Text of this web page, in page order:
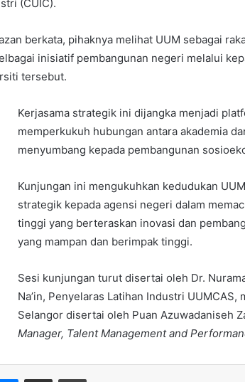
(CUIC).
berkata, pihaknya melihat UUM sebagai
inisiatif pembangunan negeri melalui
tersebut.
Kerjasama strategik ini dijangka menjadi
memperkukuh hubungan antara akademia
menyumbang kepada pembangunan
Kunjungan ini mengukuhkan kedudukan
strategik kepada agensi negeri dalam
tinggi yang berteraskan inovasi dan
yang mampan dan berimpak tinggi.
Sesi kunjungan turut disertai oleh Dr.
Na’in, Penyelaras Latihan Industri UUMCAS,
Selangor disertai oleh Puan Azuwadaniseh
Manager, Talent Management and